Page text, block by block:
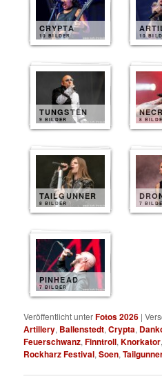
CRYPTA
10 BILDER 10
TUNGSTEN
9 BILDER 8
TAILGUNNER
8 BILDER 7
PINHEAD
7 BILDER
Veröffentlicht unterFotos 2026 |
Artillery, Ballenstedt,Crypta,
Feuerschwanz,Finntroll,Knorkator
Rockharz Festival,Soen,